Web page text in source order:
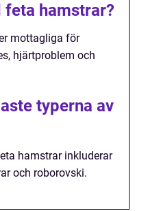
feta hamstrar?
mottagliga för
hjärtproblem och
typerna av
hamstrar inkluderar
och roborovski.